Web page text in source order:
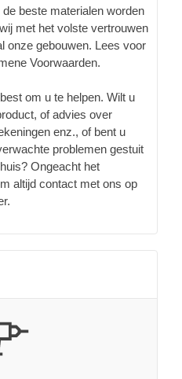
beste materialen worden
met het volste vertrouwen
onze gebouwen. Lees voor
Voorwaarden.
om u te helpen. Wilt u
of advies over
enz., of bent u
problemen gestuit
Ongeacht het
altijd contact met ons op